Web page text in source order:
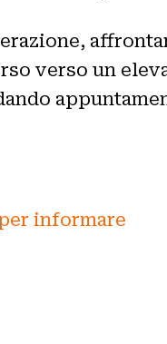
verso un
informare